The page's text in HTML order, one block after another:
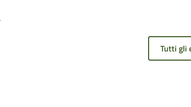
Tutti gli